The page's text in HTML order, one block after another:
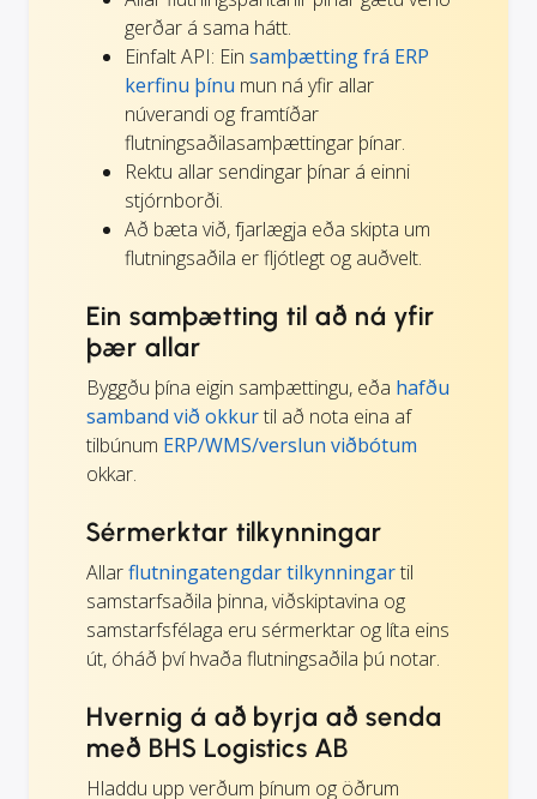
gerðar á sama hátt.
Einfalt API: Ein samþætting frá ERP
kerfinu þínu mun ná yfir allar
núverandi og framtíðar
flutningsaðilasamþættingar þínar.
Rektu allar sendingar þínar á einni
stjórnborði.
Að bæta við, fjarlægja eða skipta um
flutningsaðila er fljótlegt og auðvelt.
Ein samþætting til að ná yfir
þær allar
Byggðu þína eigin samþættingu, eða hafðu
samband við okkurtil að nota eina af
tilbúnum ERP/WMS/verslun viðbótum
okkar.
Sérmerktar tilkynningar
Allarflutningatengdar tilkynningartil
samstarfsaðila þinna, viðskiptavina og
samstarfsfélaga eru sérmerktar og líta eins
út, óháð því hvaða flutningsaðila þú notar.
Hvernig á að byrja að senda
með BHS Logistics AB
Hladdu upp verðum þínum og öðrum